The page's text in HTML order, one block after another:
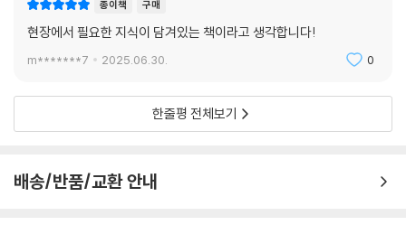
종이책 구매
현장에서 필요한 지식이 담겨있는 책이라고 생각합니다!
m*******7 2025.06.30. 0
한줄평 전체보기
배송/반품/교환 안내